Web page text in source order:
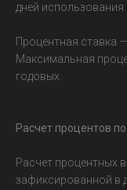
дней использования
Процентная ставка
Максимальная
годовых.
Расчет процентов по
Расчет процентных
зафиксированной в